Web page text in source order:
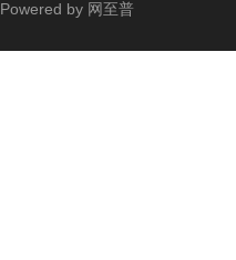
Powered by 网至普